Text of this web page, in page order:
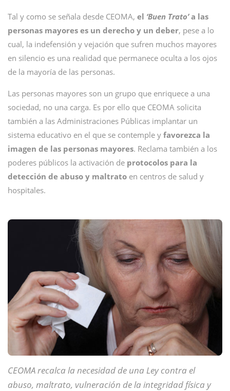
Tal y como se señala desde CEOMA, el ‘Buen Trato’a las
personas mayores es un derecho y un deber, pese a lo
cual, la indefensión y vejación que sufren muchos mayores
en silencio es una realidad que permanece oculta a los ojos
de la mayoría de las personas.
Las personas mayores son un grupo que enriquece a una
sociedad, no una carga. Es por ello que CEOMA solicita
también a las Administraciones Públicas implantar un
sistema educativo en el que se contemple y favorezca la
imagen de las personas mayores. Reclama también a los
poderes públicos la activación de protocolos para la
detección de abuso y maltrato en centros de salud y
hospitales.
CEOMA recalca la necesidad de una Ley contra el
abuso, maltrato, vulneración de la integridad física y